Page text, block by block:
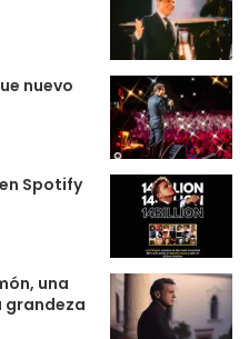
nuevo
Spotify
una
grandeza